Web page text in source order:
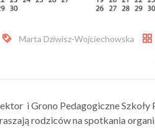
Marta Dziwisz-Wojciechowska
i Grono Pedagogiczne
rodziców na spotkania